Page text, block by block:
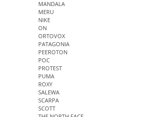
MANDALA
MERU
NIKE
ON
ORTOVOX
PATAGONIA
PEEROTON
POC
PROTEST
PUMA
ROXY
SALEWA
SCARPA
SCOTT